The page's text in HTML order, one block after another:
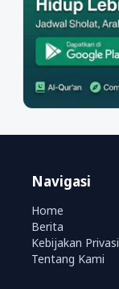
Navigasi
Home
Berita
Kebijakan Privasi
Tentang Kami